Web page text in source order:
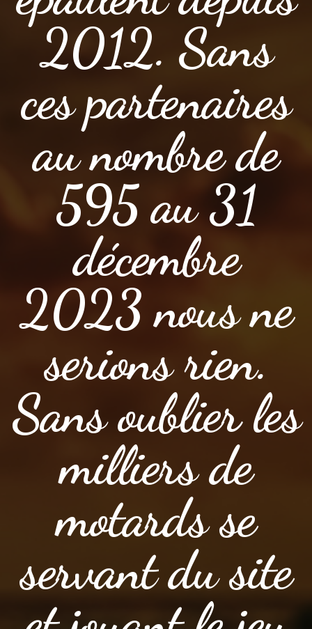
2012. Sans
ces partenaires
au nombre de
595 au 31
décembre
2023 nous ne
serions rien.
Sans oublier les
milliers de
motards se
servant du site